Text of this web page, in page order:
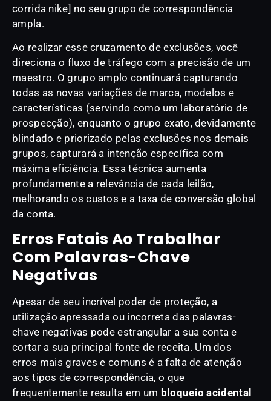
corrida nike] no seu grupo de correspondência
ampla.
Ao realizar esse cruzamento de exclusões, você
direciona o fluxo de tráfego com a precisão de um
maestro. O grupo amplo continuará capturando
todas as novas variações de marca, modelos e
características (servindo como um laboratório de
prospecção), enquanto o grupo exato, devidamente
blindado e priorizado pelas exclusões nos demais
grupos, capturará a intenção específica com
máxima eficiência. Essa técnica aumenta
profundamente a relevância de cada leilão,
melhorando os custos e a taxa de conversão global
da conta.
Erros Fatais Ao Trabalhar
Com Palavras-Chave
Negativas
Apesar de seu incrível poder de proteção, a
utilização apressada ou incorreta das palavras-
chave negativas pode estrangular a sua conta e
cortar a sua principal fonte de receita. Um dos
erros mais graves e comuns é a falta de atenção
aos tipos de correspondência, o que
frequentemente resulta em um bloqueio acidental